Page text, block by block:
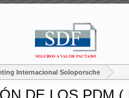
Internacional Soloporsche
DE LOS PDM